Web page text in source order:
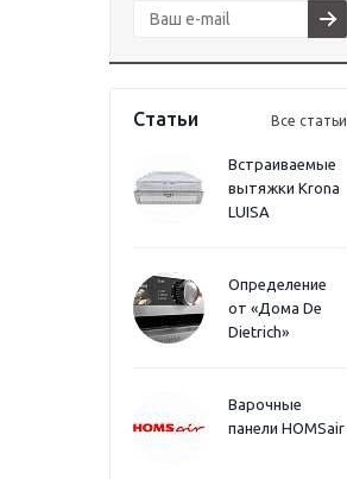
Статьи Все статьи
Встраиваемые
вытяжки Krona
LUISA
Определение
от «Дома De
Dietrich»
Варочные
панели HOMSair